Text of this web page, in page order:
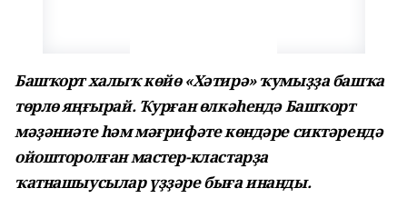
Башҡорт халыҡ көйө «Хәтирә» ҡумыҙҙа башҡа
төрлө яңғырай. Ҡурған өлкәһендә Башҡорт
мәҙәниәте һәм мәғрифәте көндәре сиктәрендә
ойошторолған мастер-кластарҙа
ҡатнашыусылар үҙҙәре быға инанды.